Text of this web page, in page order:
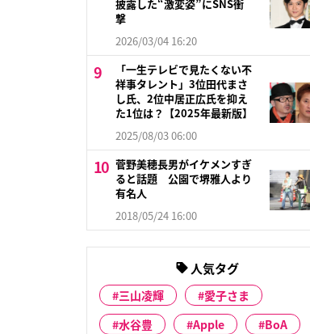
披露した“激変姿”にSNS衝
撃
2026/03/04 16:20
「一生テレビで見たくない不
祥事タレント」3位田代まさ
し氏、2位中居正広氏を抑え
た1位は？【2025年最新版】
2025/08/03 06:00
菅野美穂長男がイケメンすぎ
ると話題 公園で堺雅人より
有名人
2018/05/24 16:00
人気タグ
三山凌輝
愛子さま
水谷豊
Apple
BoA